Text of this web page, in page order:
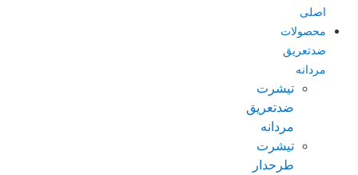
اصلی
محصولات
ضدتعریق
مردانه
تیشرت
ضدتعریق
مردانه
تیشرت
طرحدار